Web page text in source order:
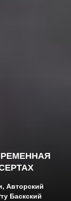
Авторский
Баскский